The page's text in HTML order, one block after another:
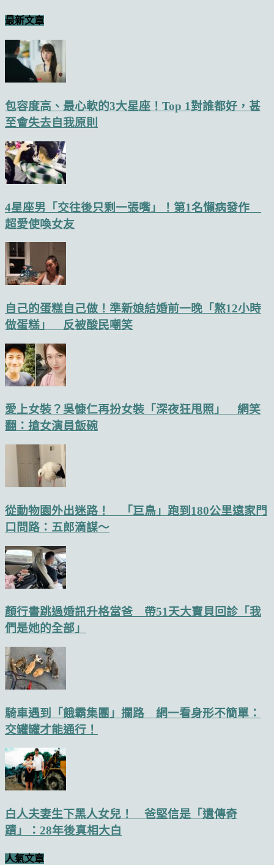
最新文章
包容度高、最心軟的3大星座！Top 1對誰都好，甚
至會失去自我原則
4星座男「交往後只剩一張嘴」！第1名懶病發作
超愛使喚女友
自己的蛋糕自己做！準新娘結婚前一晚「熬12小時
做蛋糕」 反被酸民嘲笑
愛上女裝？吳慷仁再扮女裝「深夜狂甩照」 網笑
翻：搶女演員飯碗
從動物園外出迷路！ 「巨鳥」跑到180公里遠家門
口問路：五郎滴謀～
顏行書跳過婚訊升格當爸 帶51天大寶貝回診「我
們是她的全部」
騎車遇到「餓霸集團」攔路 網一看身形不簡單：
交罐罐才能通行！
白人夫妻生下黑人女兒！ 爸堅信是「遺傳奇
蹟」：28年後真相大白
人氣文章